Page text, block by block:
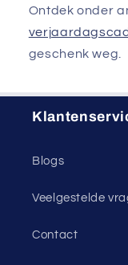
Ontdek onder
geschenk weg.
Blogs
Veelgestelde
Contact